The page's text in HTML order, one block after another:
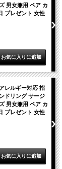
男女兼用 ペア カ
プレゼント 女性
レルギー対応 指
ドリング サージ
男女兼用 ペア カ
プレゼント 女性